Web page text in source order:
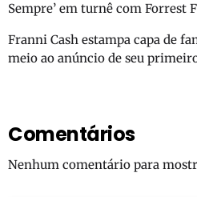
Sempre’ em turnê com Forrest
Franni Cash estampa capa de
meio ao anúncio de seu
Comentários
Nenhum comentário para